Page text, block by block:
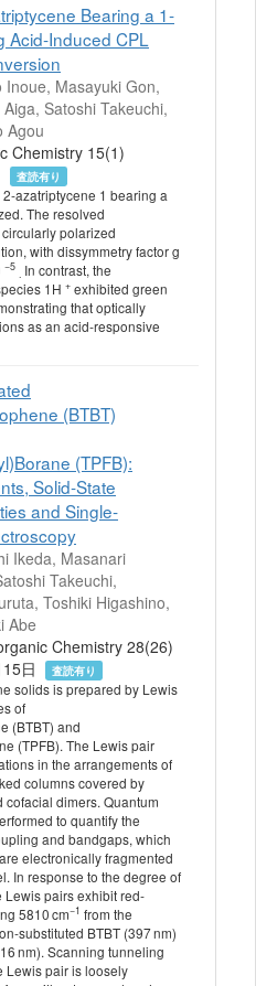
Bearing a 1‐
Acid‐Induced CPL
Inoue, Masayuki Gon,
Satoshi Takeuchi,
Agou
Chemistry 15(1)
査読有り
1 bearing a
The resolved
polarized
with dissymmetry factor g
−5
. In contrast, the
1H + exhibited green
that optically
as an acid‐responsive
(BTBT)
(TPFB):
Solid‐State
and Single‐
Ikeda, Masanari
Takeuchi,
Toshiki Higashino,
Abe
Chemistry 28(26)
日
査読有り
solids is prepared by Lewis
of
(BTBT) and
(TPFB). The Lewis pair
in the arrangements of
columns covered by
dimers. Quantum
to quantify the
and bandgaps, which
electronically fragmented
In response to the degree of
pairs exhibit red‐
5810 cm−1 from the
BTBT (397 nm)
nm). Scanning tunneling
Lewis pair is loosely